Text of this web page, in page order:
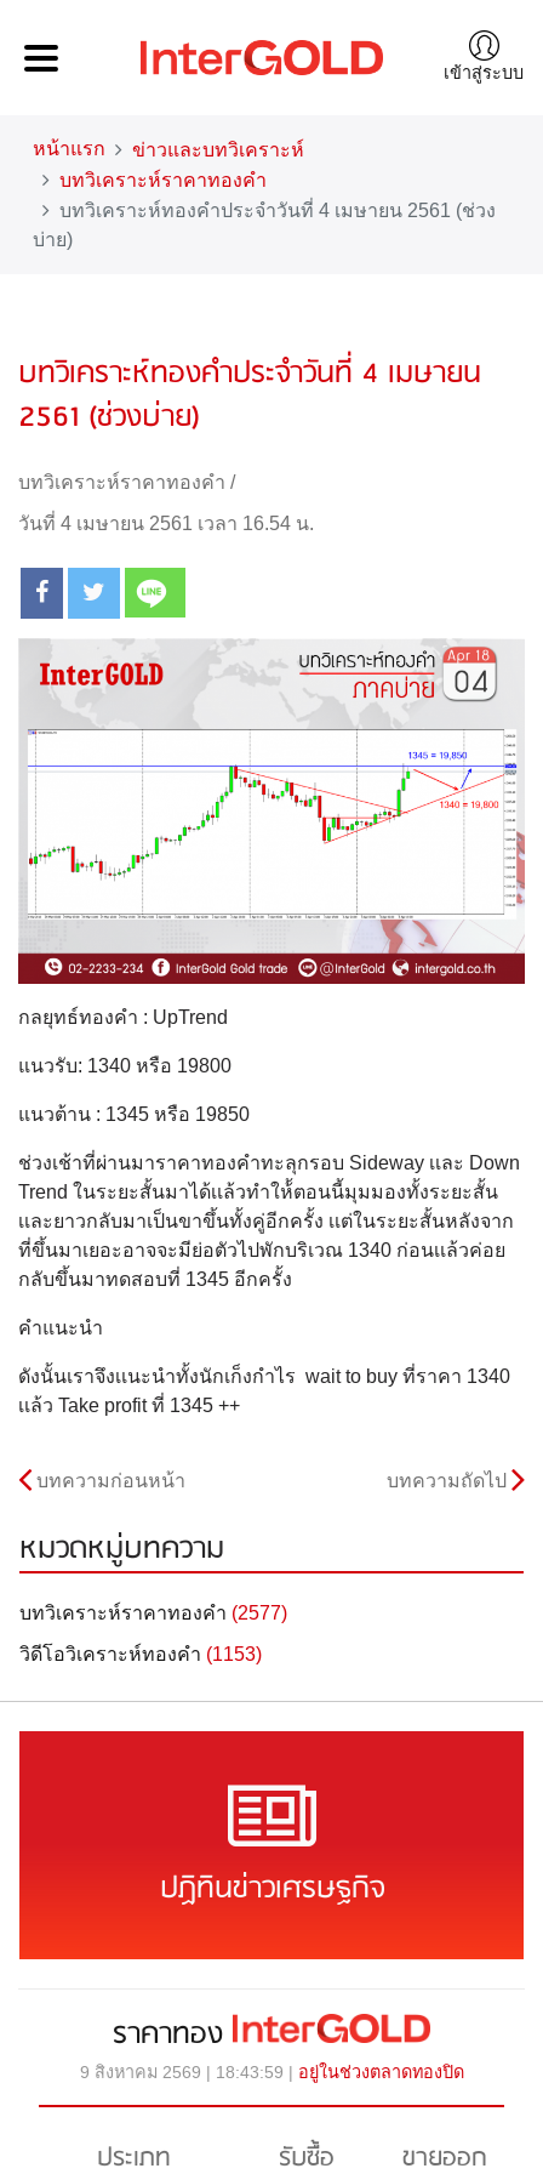
เข้าสู่ระบบ
หน้าแรก
ข่าวและบทวิเคราะห์
บทวิเคราะห์ราคาทองคำ
บทวิเคราะห์ทองคำประจำวันที่ 4 เมษายน 2561 (ช่วง
บ่าย)
บทวิเคราะห์ทองคำประจำวันที่ 4 เมษายน
2561 (ช่วงบ่าย)
บทวิเคราะห์ราคาทองคำ /
วันที่ 4 เมษายน 2561 เวลา 16.54 น.
กลยุทธ์ทองคำ : UpTrend
แนวรับ: 1340 หรือ 19800
แนวต้าน : 1345 หรือ 19850
ช่วงเช้าที่ผ่านมาราคาทองคำทะลุกรอบ Sideway เเละ Down
Trend ในระยะสั้นมาได้เเล้วทำให้้ตอนนี้มุมมองทั้งระยะสั้น
เเละยาวกลับมาเป็นขาขึ้นทั้งคู่อีกครั้ง เเต่ในระยะสั้นหลังจาก
ที่ขึ้นมาเยอะอาจจะมีย่อตัวไปพักบริเวณ 1340 ก่อนเเล้วค่อย
กลับขึ้นมาทดสอบที่ 1345 อีกครั้ง
คำแนะนำ
ดังนั้นเราจึงเเนะนำทั้งนักเก็งกำไร wait to buy ที่ราคา 1340
เเล้ว Take profit ที่ 1345 ++
บทความก่อนหน้า บทความถัดไป
หมวดหมู่บทความ
บทวิเคราะห์ราคาทองคำ (2577)
วิดีโอวิเคราะห์ทองคำ (1153)
ปฏิทินข่าวเศรษฐกิจ
ราคาทอง
9 สิงหาคม 2569 | 18:43:59 | อยู่ในช่วงตลาดทองปิด
ประเภท รับซื้อ ขายออก